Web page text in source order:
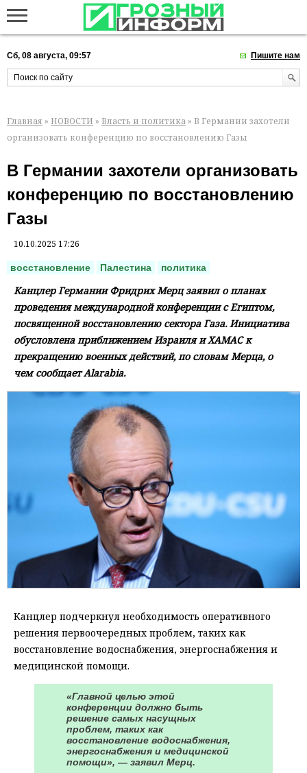
Сб, 08 августа, 09:57 Пишите нам
Главная » НОВОСТИ » Власть и политика » В Германии захотели
организовать конференцию по восстановлению Газы
В Германии захотели организовать
конференцию по восстановлению
Газы
10.10.2025 17:26
восстановление Палестина политика
Канцлер Германии Фридрих Мерц заявил о планах
проведения международной конференции с Египтом,
посвященной восстановлению сектора Газа. Инициатива
обусловлена приближением Израиля и ХАМАС к
прекращению военных действий, по словам Мерца, о
чем сообщает Alarabia.
Канцлер подчеркнул необходимость оперативного
решения первоочередных проблем, таких как
восстановление водоснабжения, энергоснабжения и
медицинской помощи.
«Главной целью этой
конференции должно быть
решение самых насущных
проблем, таких как
восстановление водоснабжения,
энергоснабжения и медицинской
помощи», — заявил Мерц.